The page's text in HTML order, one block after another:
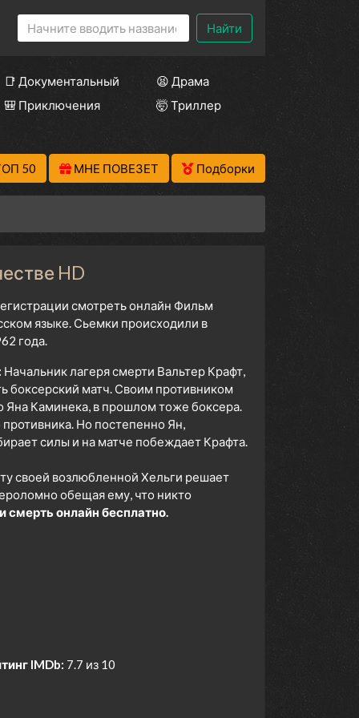
Найти
📑 Документальный
😫 Драма
🎒 Приключения
🤯 Триллер
50 МНЕ ПОВЕЗЕТ Подборки
HD
смотреть онлайн Фильм
языке. Сьемки происходили в
года.
Начальник лагеря смерти Вальтер Крафт,
боксерский матч. Своим противником
Каминека, в прошлом тоже боксера.
Но постепенно Ян,
силы и на матче побеждает Крафта.
своей возлюбленной Хельги решает
обещая ему, что никто
смерть онлайн бесплатно.
IMDb: 7.7 из 10